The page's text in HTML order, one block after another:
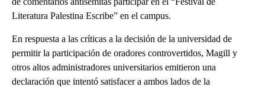
Literatura Palestina Escribe” en el campus.
En respuesta a las críticas a la decisión de la universidad de
permitir la participación de oradores controvertidos, Magill y
otros altos administradores universitarios emitieron una
declaración que intentó satisfacer a ambos lados de la